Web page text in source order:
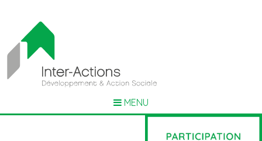
MENU